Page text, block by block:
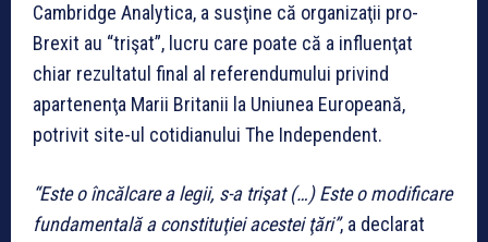
Cambridge Analytica, a susţine că organizaţii pro-
Brexit au “trişat”, lucru care poate că a influenţat
chiar rezultatul final al referendumului privind
apartenenţa Marii Britanii la Uniunea Europeană,
potrivit site-ul cotidianului The Independent.
“Este o încălcare a legii, s-a trişat (…) Este o modificare
fundamentală a constituţiei acestei ţări”, a declarat